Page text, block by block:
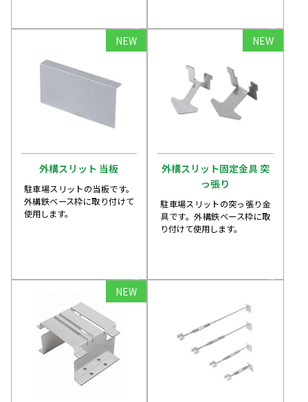
arrow_forward arrow_forward
NEW
外構スリット 当板
駐車場スリットの当板です。
外構鉄ベース枠に取り付けて
使用します。
arrow_forward
NEW
外構スリット固定金具 突
っ張り
駐車場スリットの突っ張り金
具です。外構鉄ベース枠に取
り付けて使用します。
arrow_forward
NEW